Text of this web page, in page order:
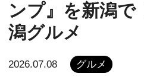
ンプ』を新潟で
潟グルメ
2026.07.08 グルメ